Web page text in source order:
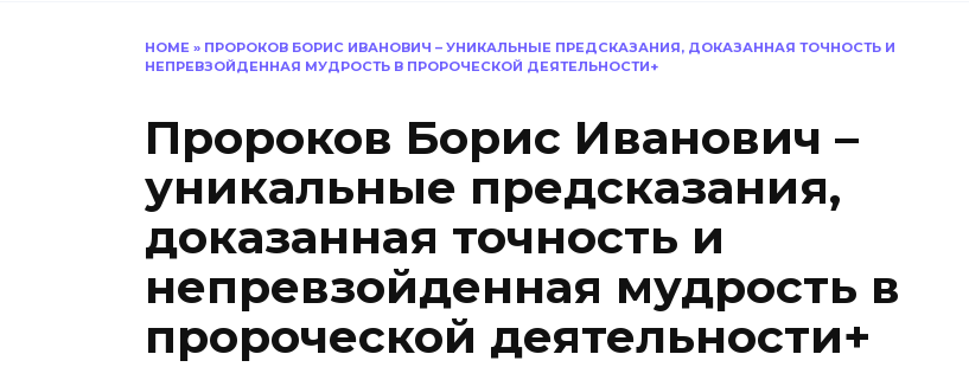
HOME » ПРОРОКОВ БОРИС ИВАНОВИЧ – УНИКАЛЬНЫЕ ПРЕДСКАЗАНИЯ, ДОКАЗАННАЯ ТОЧНОСТЬ И
НЕПРЕВЗОЙДЕННАЯ МУДРОСТЬ В ПРОРОЧЕСКОЙ ДЕЯТЕЛЬНОСТИ+
Пророков Борис Иванович –
уникальные предсказания,
доказанная точность и
непревзойденная мудрость в
пророческой деятельности+